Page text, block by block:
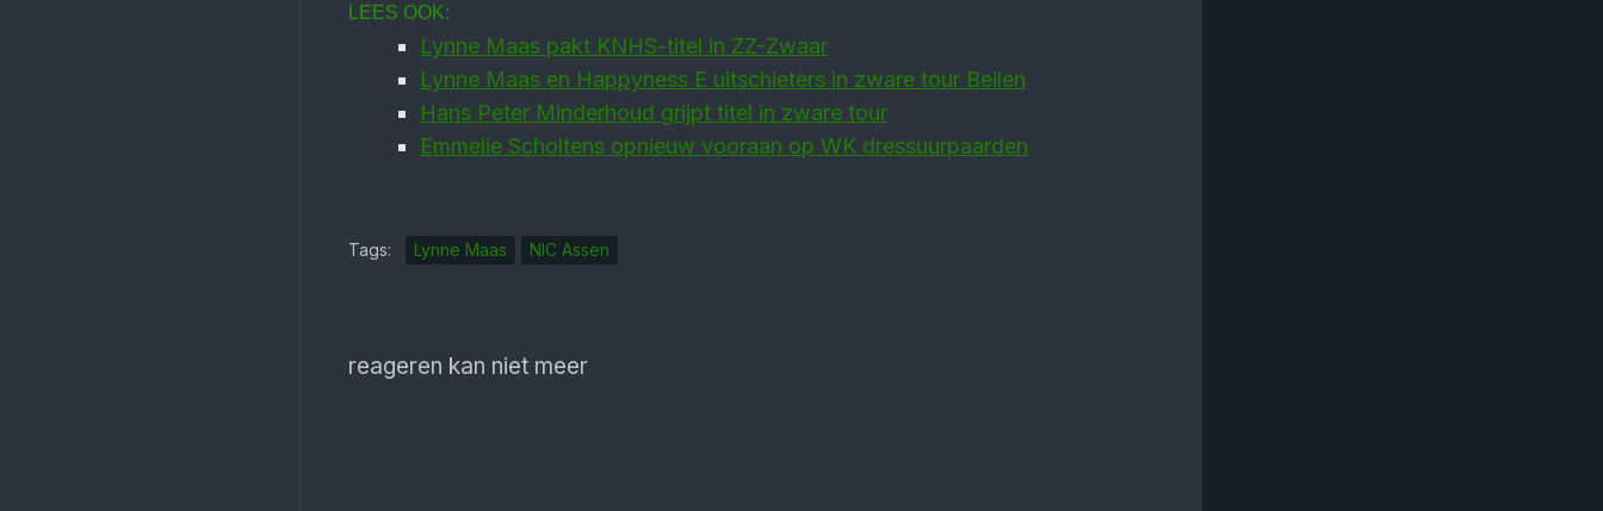
LEES OOK:
Lynne Maas pakt KNHS-titel in ZZ-Zwaar
Lynne Maas en Happyness E uitschieters in zware tour Beilen
Hans Peter Minderhoud grijpt titel in zware tour
Emmelie Scholtens opnieuw vooraan op WK dressuurpaarden
Tags: Lynne Maas NIC Assen
reageren kan niet meer